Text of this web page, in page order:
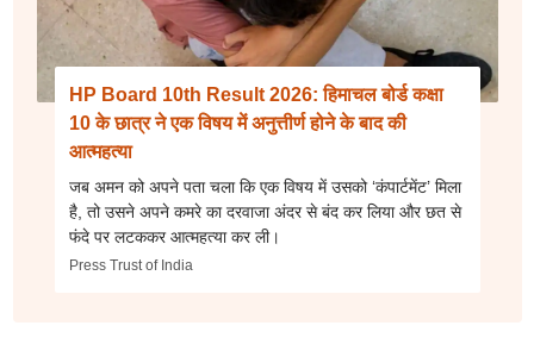
HP Board 10th Result 2026: हिमाचल बोर्ड कक्षा
10 के छात्र ने एक विषय में अनुत्तीर्ण होने के बाद की
आत्महत्या
जब अमन को अपने पता चला कि एक विषय में उसको ‘कंपार्टमेंट’ मिला
है, तो उसने अपने कमरे का दरवाजा अंदर से बंद कर लिया और छत से
फंदे पर लटककर आत्महत्या कर ली।
Press Trust of India